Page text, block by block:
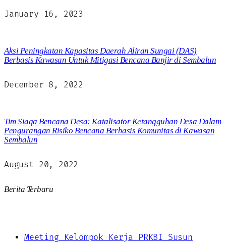
January 16, 2023
Aksi Peningkatan Kapasitas Daerah Aliran Sungai (DAS)
Berbasis Kawasan Untuk Mitigasi Bencana Banjir di Sembalun
December 8, 2022
Tim Siaga Bencana Desa: Katalisator Ketangguhan Desa Dalam
Pengurangan Risiko Bencana Berbasis Komunitas di Kawasan
Sembalun
August 20, 2022
Berita Terbaru
Meeting Kelompok Kerja PRKBI Susun